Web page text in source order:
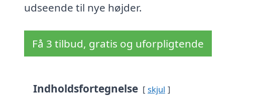
udseende til nye højder.
Få 3 tilbud, gratis og uforpligtende
Indholdsfortegnelse skjul